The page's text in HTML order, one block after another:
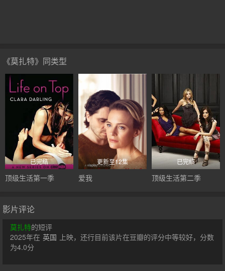
《莫扎特》同类型
已完结
顶级生活第一季
更新至12集
爱我
已完结
顶级生活第二季
影片评论
莫扎特的短评
2025年在 英国 上映，还行目前该片在豆瓣的评分中等较好，分数
为4.0分